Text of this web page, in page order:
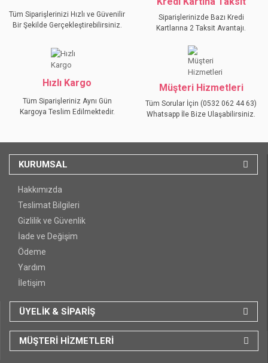
Tüm Siparişlerinizi Hızlı ve Güvenilir
Bir Şekilde Gerçekleştirebilirsiniz.
Siparişlerinizde Bazı Kredi
Kartlarına 2 Taksit Avantajı.
Hızlı Kargo
Tüm Siparişleriniz Aynı Gün
Kargoya Teslim Edilmektedir.
Müşteri Hizmetleri
Tüm Sorular İçin (0532 062 44 63)
Whatsapp İle Bize Ulaşabilirsiniz.
KURUMSAL
Hakkımızda
Teslimat Bilgileri
Gizlilik ve Güvenlik
İade ve Değişim
Ödeme
Yardım
İletişim
ÜYELİK & SİPARİŞ
MÜŞTERİ HİZMETLERİ